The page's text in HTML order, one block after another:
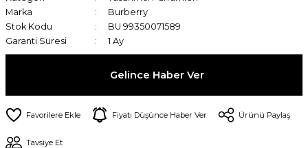
Marka
Burberry
Stok Kodu
BU 99350071589
Garanti Süresi
1 Ay
Gelince Haber Ver
Fiyatı Düşünce Haber Ver Ürünü Paylaş
Tavsiye Et